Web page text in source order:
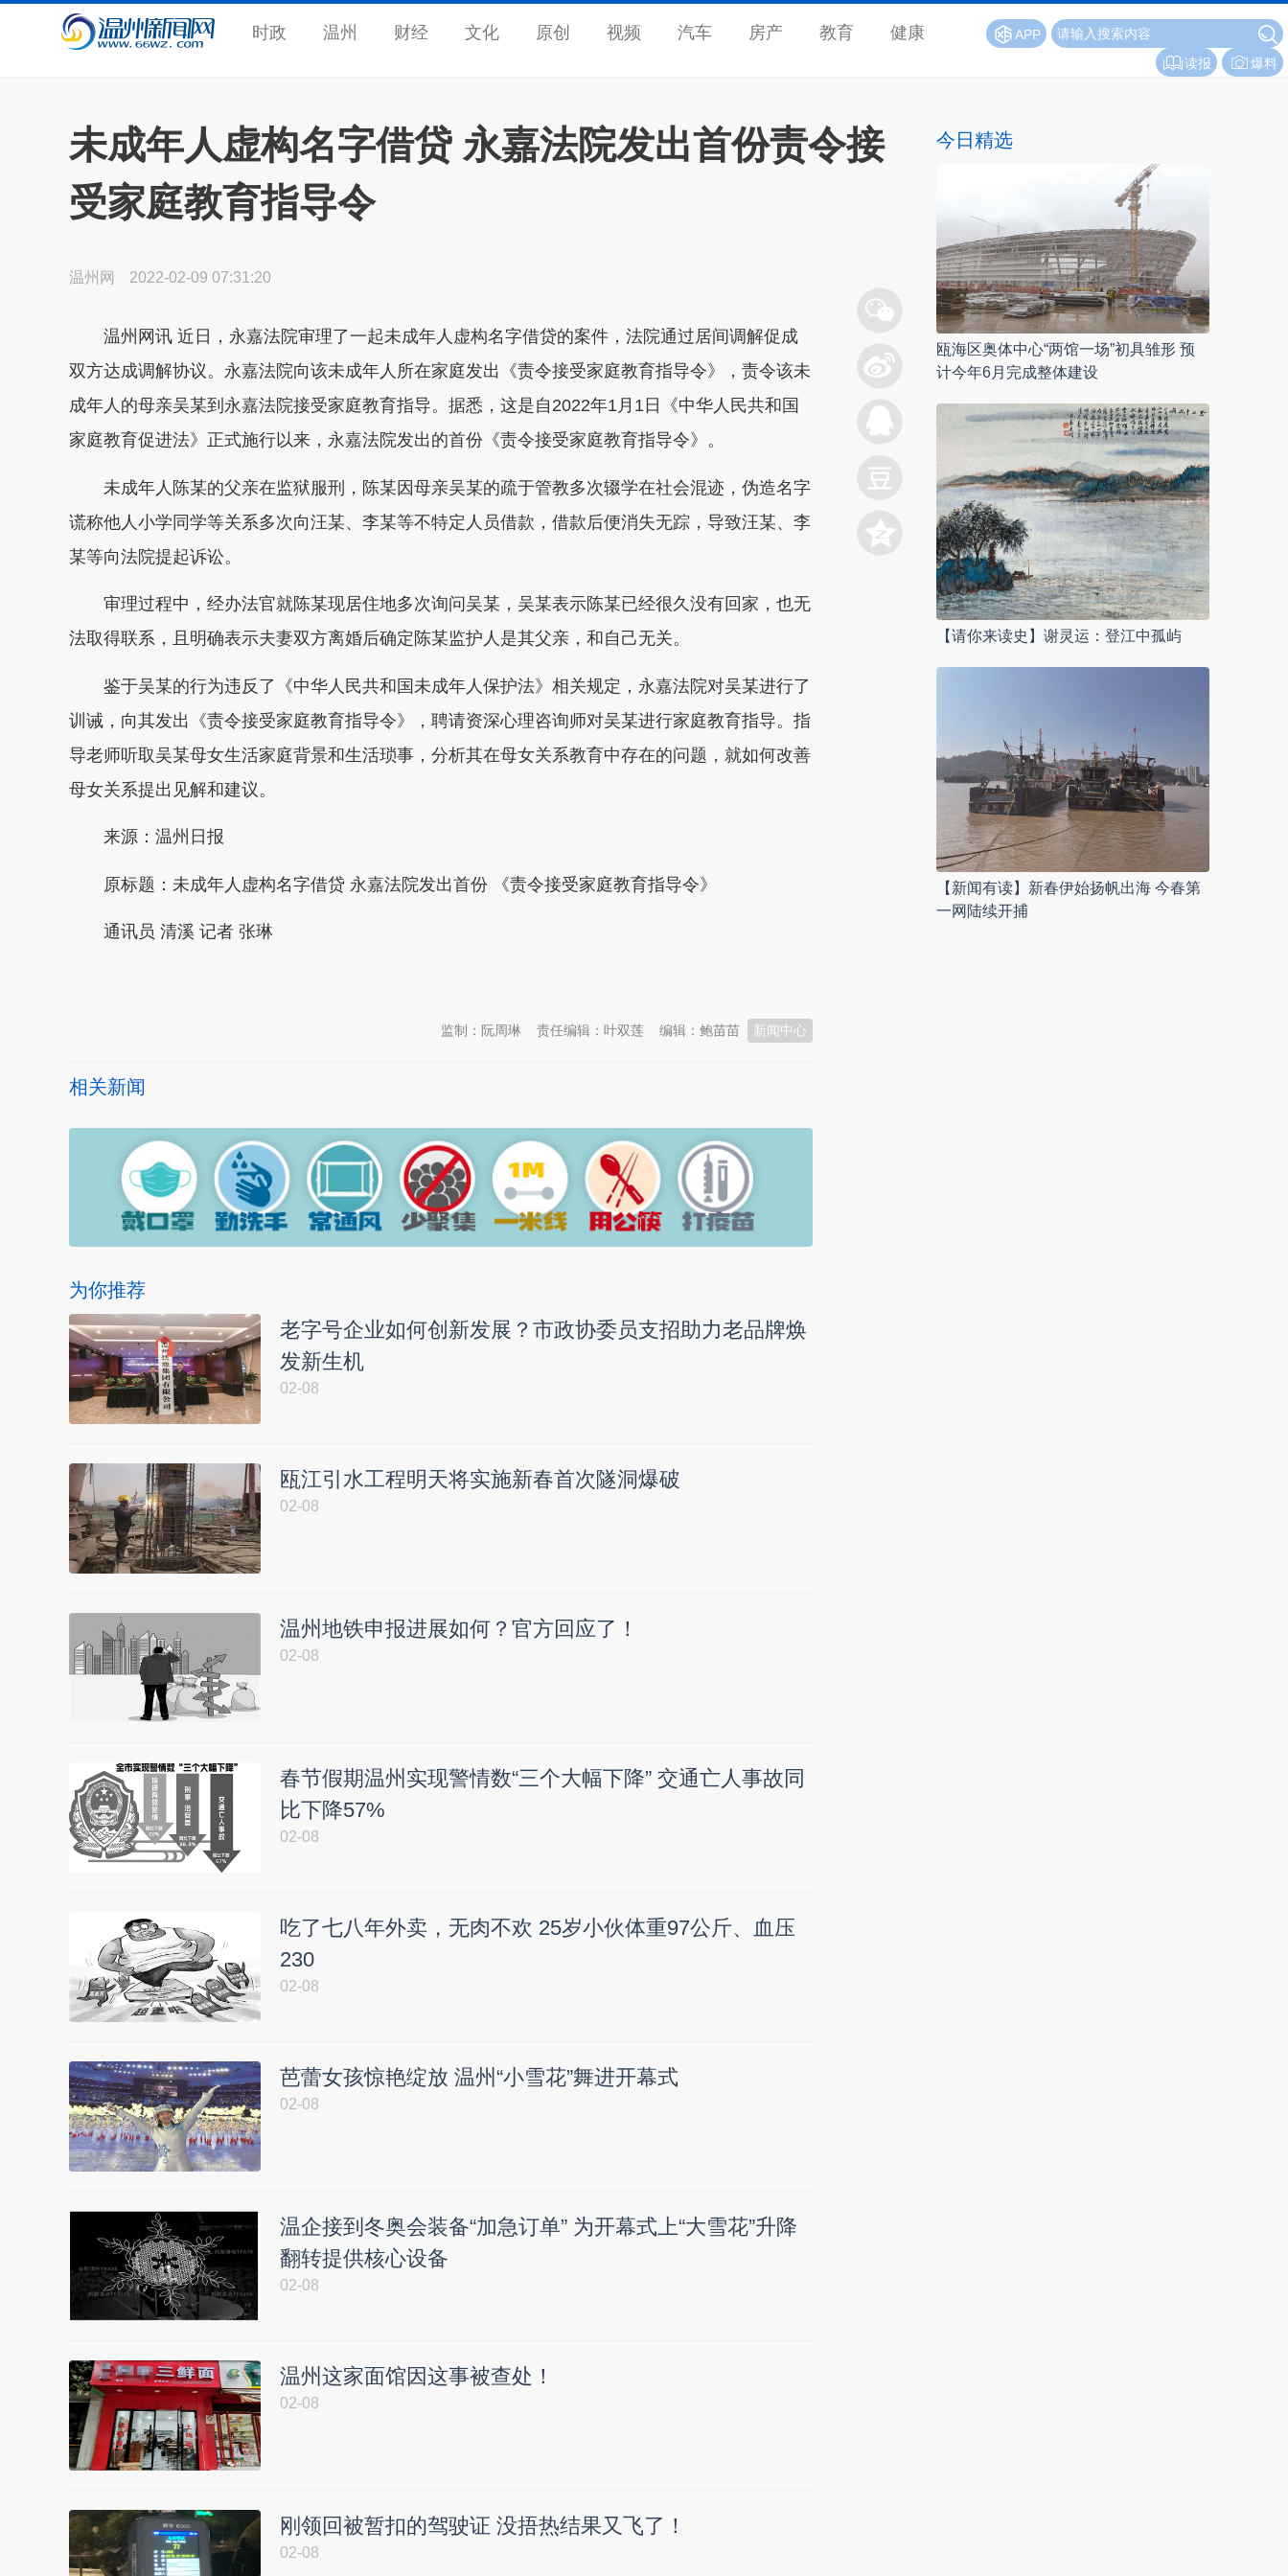
时政 温州 财经 文化 原创 视频 汽车 房产 教育 健康
APP
爆料
读报
未成年人虚构名字借贷 永嘉法院发出首份责令接
受家庭教育指导令
温州网 2022-02-09 07:31:20
温州网讯 近日，永嘉法院审理了一起未成年人虚构名字借贷的案件，法院通过居间调解促成
双方达成调解协议。永嘉法院向该未成年人所在家庭发出《责令接受家庭教育指导令》，责令该未
成年人的母亲吴某到永嘉法院接受家庭教育指导。据悉，这是自2022年1月1日《中华人民共和国
家庭教育促进法》正式施行以来，永嘉法院发出的首份《责令接受家庭教育指导令》。
未成年人陈某的父亲在监狱服刑，陈某因母亲吴某的疏于管教多次辍学在社会混迹，伪造名字
谎称他人小学同学等关系多次向汪某、李某等不特定人员借款，借款后便消失无踪，导致汪某、李
某等向法院提起诉讼。
审理过程中，经办法官就陈某现居住地多次询问吴某，吴某表示陈某已经很久没有回家，也无
法取得联系，且明确表示夫妻双方离婚后确定陈某监护人是其父亲，和自己无关。
鉴于吴某的行为违反了《中华人民共和国未成年人保护法》相关规定，永嘉法院对吴某进行了
训诫，向其发出《责令接受家庭教育指导令》，聘请资深心理咨询师对吴某进行家庭教育指导。指
导老师听取吴某母女生活家庭背景和生活琐事，分析其在母女关系教育中存在的问题，就如何改善
母女关系提出见解和建议。
来源：温州日报
原标题：未成年人虚构名字借贷 永嘉法院发出首份 《责令接受家庭教育指导令》
通讯员 清溪 记者 张琳
新闻中心
编辑：鲍苗苗
责任编辑：叶双莲
监制：阮周琳
相关新闻
为你推荐
老字号企业如何创新发展？市政协委员支招助力老品牌焕
发新生机
02-08
瓯江引水工程明天将实施新春首次隧洞爆破
02-08
温州地铁申报进展如何？官方回应了！
02-08
春节假期温州实现警情数“三个大幅下降” 交通亡人事故同
比下降57%
02-08
吃了七八年外卖，无肉不欢 25岁小伙体重97公斤、血压
230
02-08
芭蕾女孩惊艳绽放 温州“小雪花”舞进开幕式
02-08
温企接到冬奥会装备“加急订单” 为开幕式上“大雪花”升降
翻转提供核心设备
02-08
温州这家面馆因这事被查处！
02-08
刚领回被暂扣的驾驶证 没捂热结果又飞了！
02-08
今日精选
瓯海区奥体中心“两馆一场”初具雏形 预
计今年6月完成整体建设
【请你来读史】谢灵运：登江中孤屿
【新闻有读】新春伊始扬帆出海 今春第
一网陆续开捕